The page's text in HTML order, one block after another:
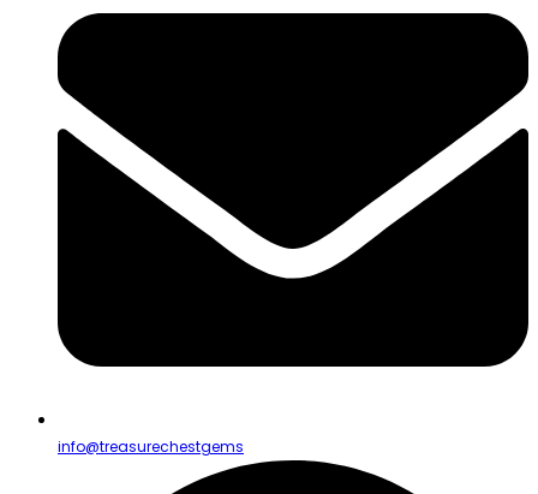
info@treasurechestgems